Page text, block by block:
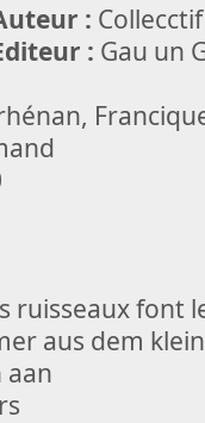
: Collecctif
: Gau un
ruisseaux font
aus dem
aan